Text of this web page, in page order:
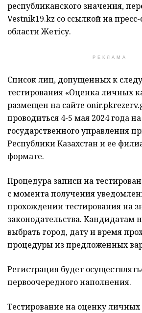
республиканского значения,
Vestnik19.kz со ссылкой на
областиЖетісу.
РЕКЛАМА
Список лиц, допущенных к
тестирования «Оценка личных
размещен на сайте
проводиться 4-5 мая 2024 года
государственного управления
Республики Казахстан и ее
формате.
Процедура записи на
с момента получения
прохождении тестирования на
законодательства. Кандидатам
выбрать город, дату и время
процедуры из предложенных
Регистрация будет
первоочередного наполнения.
Тестирование на оценку личных